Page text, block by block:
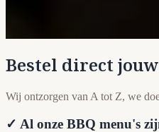
Bestel direct
Wij ontzorgen van A tot Z, we
✓ Al onze BBQ menu's